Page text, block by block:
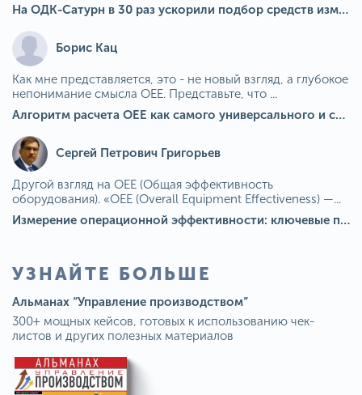
На ОДК-Сатурн в 30 раз ускорили подбор средств измерения для контроля качества продукции
Борис Кац
Как мне представляется, это - не новый взгляд, а глубокое
непонимание смысла OEE. Представьте, что ...
Алгоритм расчета ОЕЕ как самого универсального и современного показателя эффективности оборудования в мире
Сергей Петрович Григорьев
Другой взгляд на OEE (Общая эффективность
оборудования). «OEE (Overall Equipment Effectiveness) —...
Измерение операционной эффективности: ключевые показатели для непрерывного совершенствования
УЗНАЙТЕ БОЛЬШЕ
Альманах “Управление производством”
300+ мощных кейсов, готовых к использованию чек-
листов и других полезных материалов